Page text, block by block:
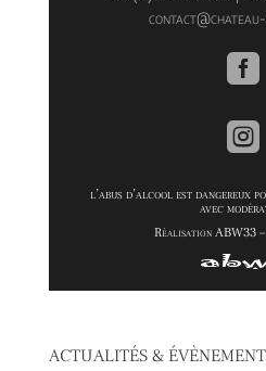


l’abus d’alcool est dangereux
avec
Réalisation ABW33
ACTUALITÉS &